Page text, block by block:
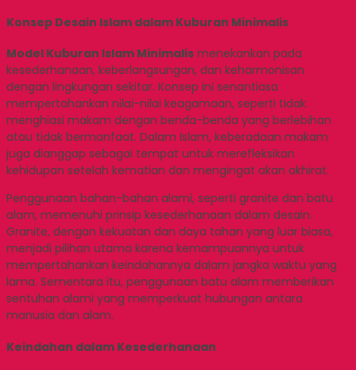
Konsep Desain Islam dalam Kuburan Minimalis
Model Kuburan Islam Minimalis menekankan pada
kesederhanaan, keberlangsungan, dan keharmonisan
dengan lingkungan sekitar. Konsep ini senantiasa
mempertahankan nilai-nilai keagamaan, seperti tidak
menghiasi makam dengan benda-benda yang berlebihan
atau tidak bermanfaat. Dalam Islam, keberadaan makam
juga dianggap sebagai tempat untuk merefleksikan
kehidupan setelah kematian dan mengingat akan akhirat.
Penggunaan bahan-bahan alami, seperti granite dan batu
alam, memenuhi prinsip kesederhanaan dalam desain.
Granite, dengan kekuatan dan daya tahan yang luar biasa,
menjadi pilihan utama karena kemampuannya untuk
mempertahankan keindahannya dalam jangka waktu yang
lama. Sementara itu, penggunaan batu alam memberikan
sentuhan alami yang memperkuat hubungan antara
manusia dan alam.
Keindahan dalam Kesederhanaan